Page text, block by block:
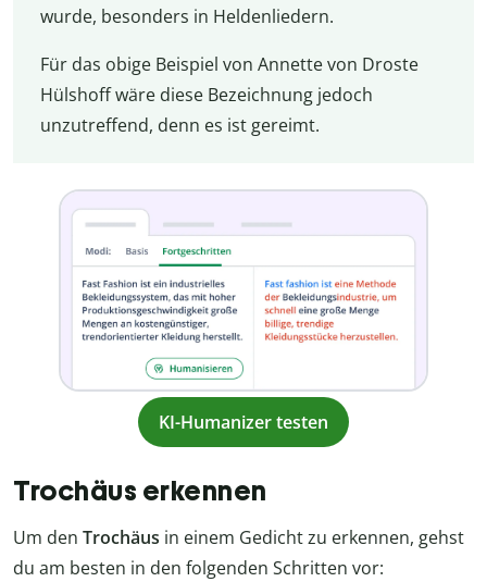
wurde, besonders in Heldenliedern.
Für das obige Beispiel von Annette von Droste
Hülshoff wäre diese Bezeichnung jedoch
unzutreffend, denn es ist gereimt.
KI-Humanizer testen
Trochäus erkennen
Um den Trochäus in einem Gedicht zu erkennen, gehst
du am besten in den folgenden Schritten vor: